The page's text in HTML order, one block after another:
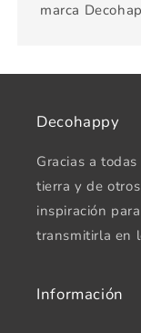
marca
Decohappy
Gracias a
tierra y de
inspiración
transmitirla en
Información